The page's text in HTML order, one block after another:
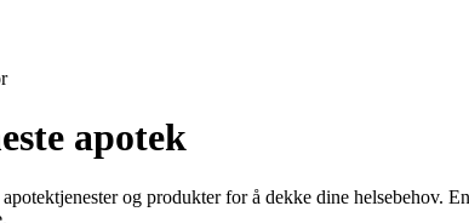
apotek
og produkter for å dekke dine helsebehov.